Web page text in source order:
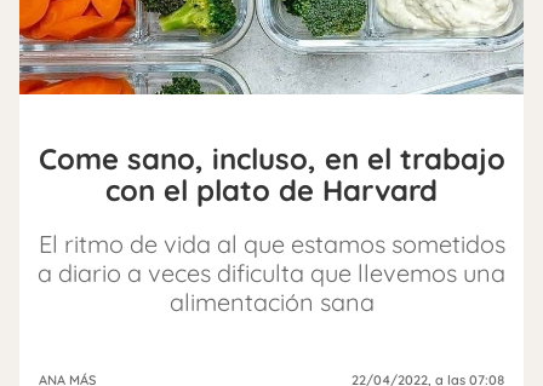
Come sano, incluso, en el trabajo
con el plato de Harvard
El ritmo de vida al que estamos sometidos
a diario a veces dificulta que llevemos una
alimentación sana
ANA MÁS 22/04/2022, a las 07:08